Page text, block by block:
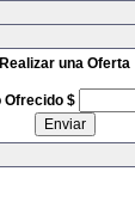
Realizar una Oferta
Ofrecido $